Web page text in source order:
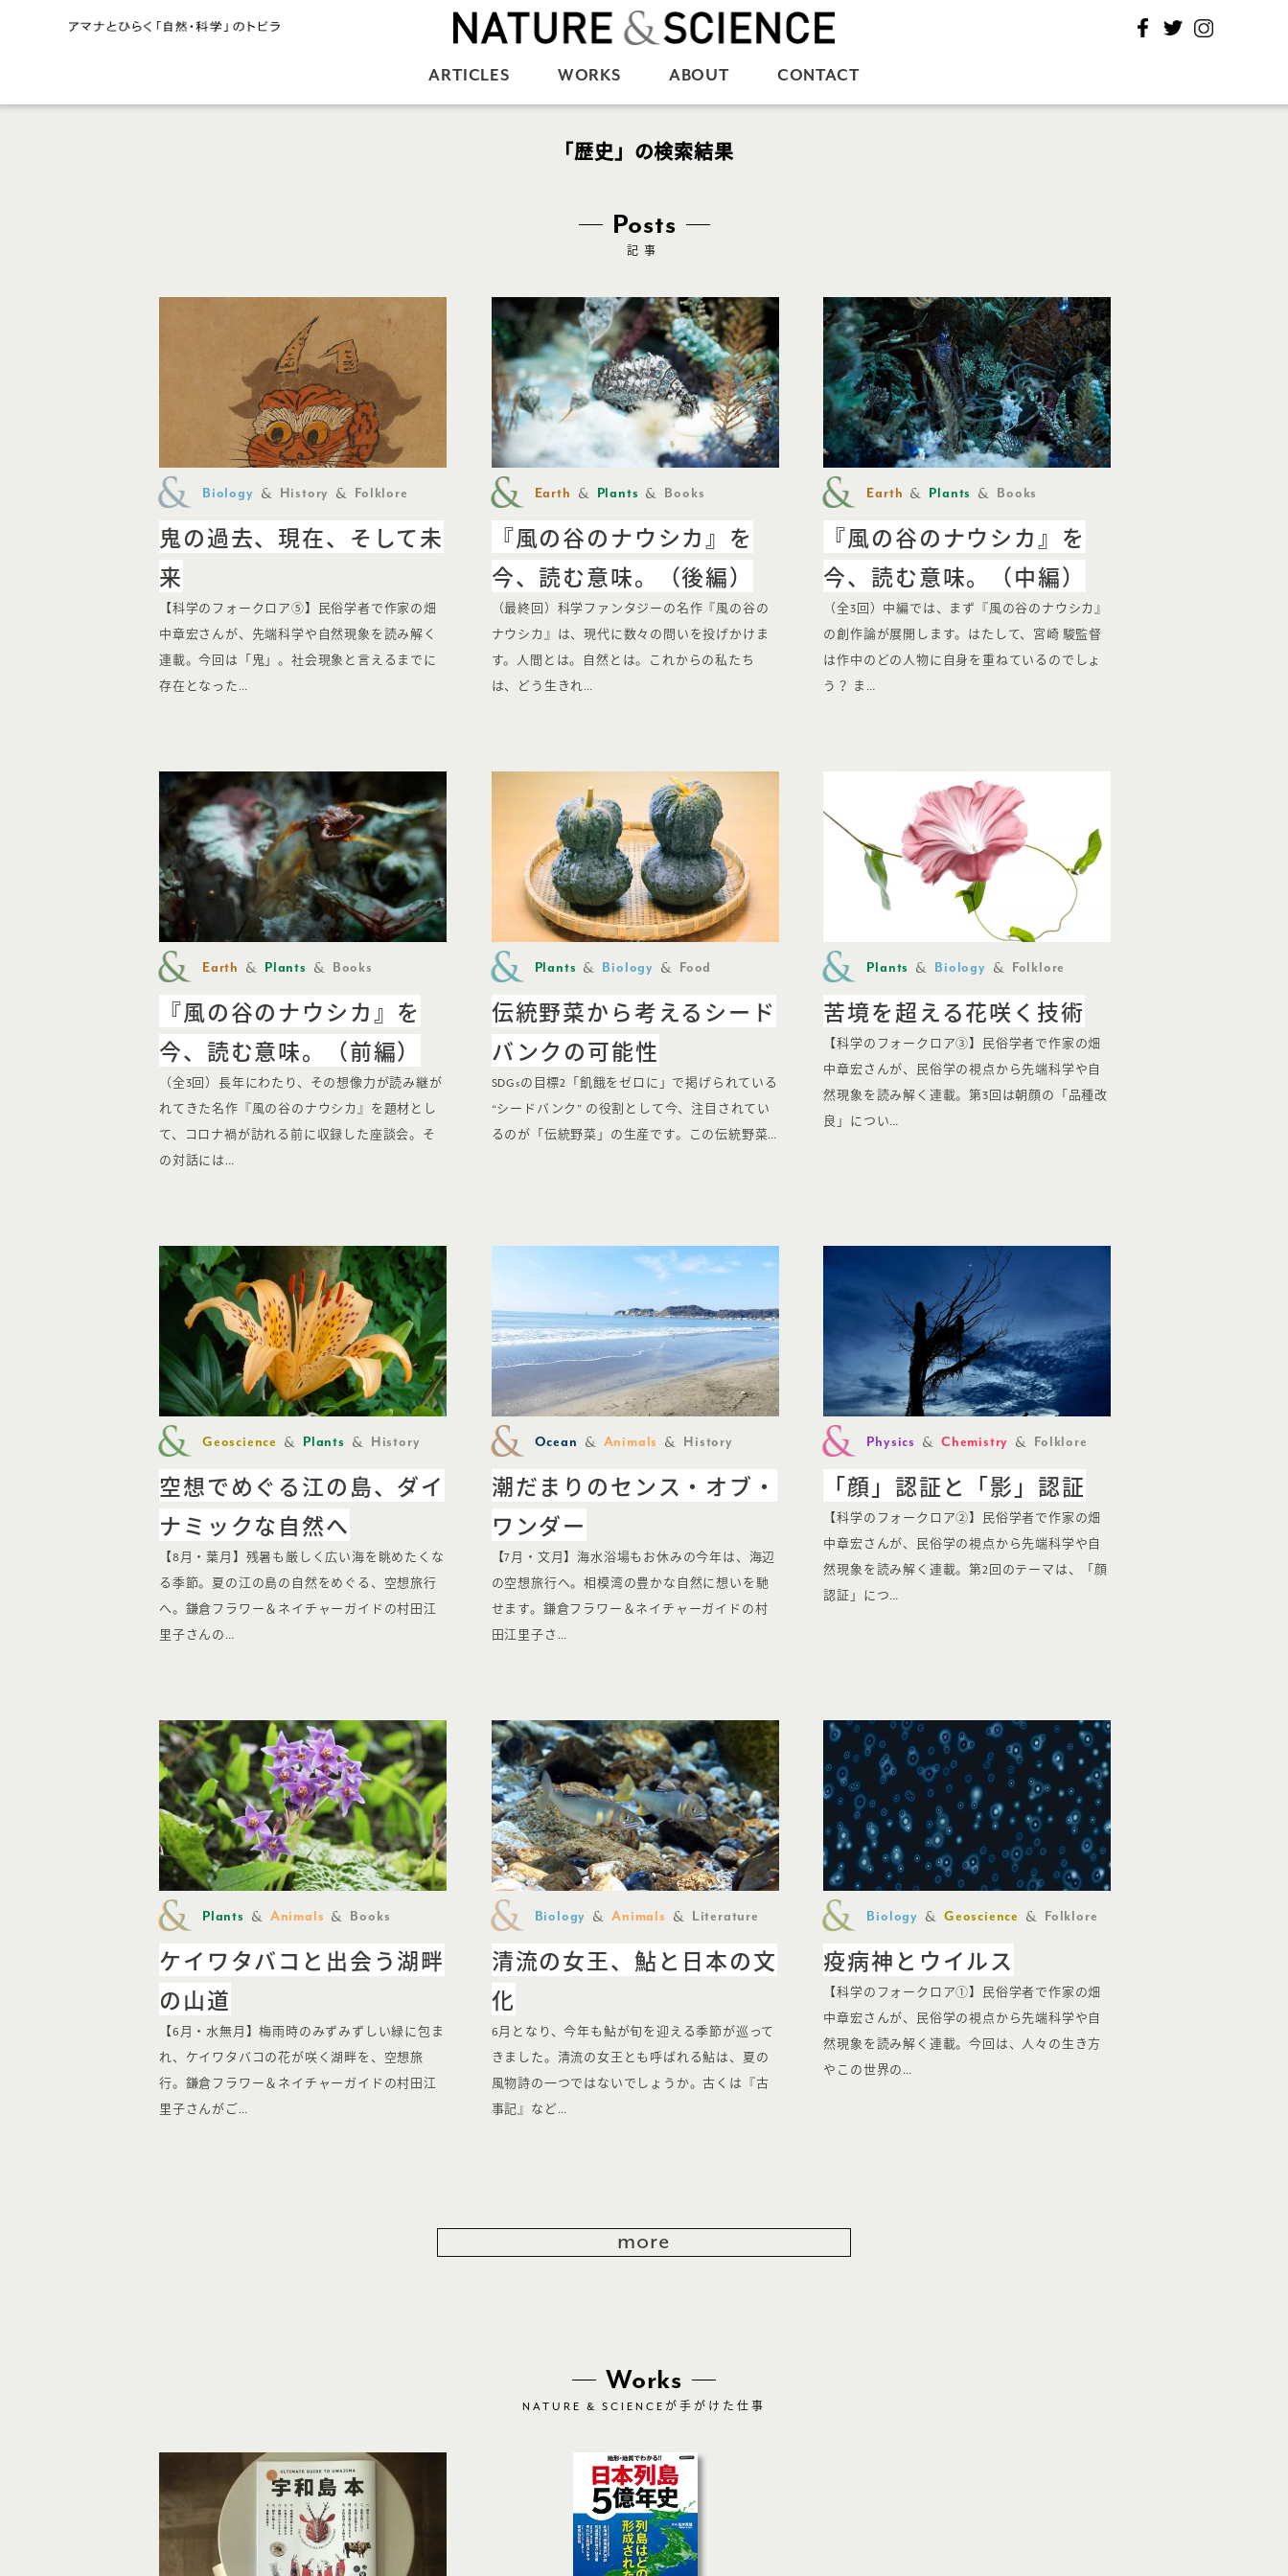
ARTICLES WORKS ABOUT CONTACT
「歴史」の検索結果
Posts
記事
Biology History Folklore
鬼の過去、現在、そして未
来
【科学のフォークロア⑤】民俗学者で作家の畑
中章宏さんが、先端科学や自然現象を読み解く
連載。今回は「鬼」。社会現象と言えるまでに
存在となった…
Earth Plants Books
『風の谷のナウシカ』を
今、読む意味。（後編）
（最終回）科学ファンタジーの名作『風の谷の
ナウシカ』は、現代に数々の問いを投げかけま
す。人間とは。自然とは。これからの私たち
は、どう生きれ…
Earth Plants Books
『風の谷のナウシカ』を
今、読む意味。（中編）
（全3回）中編では、まず『風の谷のナウシカ』
の創作論が展開します。はたして、宮崎 駿監督
は作中のどの人物に自身を重ねているのでしょ
う？ ま…
Earth Plants Books
『風の谷のナウシカ』を
今、読む意味。（前編）
（全3回）長年にわたり、その想像力が読み継が
れてきた名作『風の谷のナウシカ』を題材とし
て、コロナ禍が訪れる前に収録した座談会。そ
の対話には…
Plants Biology Food
伝統野菜から考えるシード
バンクの可能性
SDGsの目標2「飢餓をゼロに」で掲げられている
“シードバンク” の役割として今、注目されてい
るのが「伝統野菜」の生産です。この伝統野菜…
Plants Biology Folklore
苦境を超える花咲く技術
【科学のフォークロア③】民俗学者で作家の畑
中章宏さんが、民俗学の視点から先端科学や自
然現象を読み解く連載。第3回は朝顔の「品種改
良」につい…
Geoscience Plants History
空想でめぐる江の島、ダイ
ナミックな自然へ
【8月・葉月】残暑も厳しく広い海を眺めたくな
る季節。夏の江の島の自然をめぐる、空想旅行
へ。鎌倉フラワー＆ネイチャーガイドの村田江
里子さんの…
Ocean Animals History
潮だまりのセンス・オブ・
ワンダー
【7月・文月】海水浴場もお休みの今年は、海辺
の空想旅行へ。相模湾の豊かな自然に想いを馳
せます。鎌倉フラワー＆ネイチャーガイドの村
田江里子さ…
Physics Chemistry Folklore
「顔」認証と「影」認証
【科学のフォークロア②】民俗学者で作家の畑
中章宏さんが、民俗学の視点から先端科学や自
然現象を読み解く連載。第2回のテーマは、「顔
認証」につ…
Plants Animals Books
ケイワタバコと出会う湖畔
の山道
【6月・水無月】梅雨時のみずみずしい緑に包ま
れ、ケイワタバコの花が咲く湖畔を、空想旅
行。鎌倉フラワー＆ネイチャーガイドの村田江
里子さんがご…
Biology Animals Literature
清流の女王、鮎と日本の文
化
6月となり、今年も鮎が旬を迎える季節が巡って
きました。清流の女王とも呼ばれる鮎は、夏の
風物詩の一つではないでしょうか。古くは『古
事記』など…
Biology Geoscience Folklore
疫病神とウイルス
【科学のフォークロア①】民俗学者で作家の畑
中章宏さんが、民俗学の視点から先端科学や自
然現象を読み解く連載。今回は、人々の生き方
やこの世界の…
more
Works
NATURE & SCIENCE が手がけた仕事